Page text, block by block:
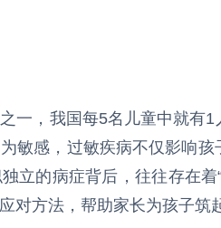
一，我国每5名儿童中就有
敏感，过敏疾病不仅影响
立的病症背后，往往存在
对方法，帮助家长为孩子筑